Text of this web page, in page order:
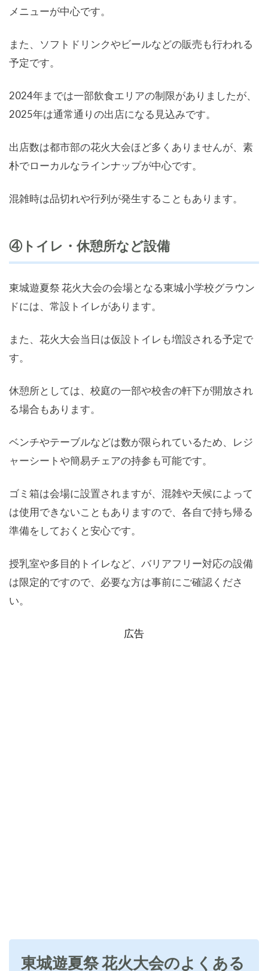
メニューが中心です。
また、ソフトドリンクやビールなどの販売も行われる
予定です。
2024年までは一部飲食エリアの制限がありましたが、
2025年は通常通りの出店になる見込みです。
出店数は都市部の花火大会ほど多くありませんが、素
朴でローカルなラインナップが中心です。
混雑時は品切れや行列が発生することもあります。
④トイレ・休憩所など設備
東城遊夏祭 花火大会の会場となる東城小学校グラウン
ドには、常設トイレがあります。
また、花火大会当日は仮設トイレも増設される予定で
す。
休憩所としては、校庭の一部や校舎の軒下が開放され
る場合もあります。
ベンチやテーブルなどは数が限られているため、レジ
ャーシートや簡易チェアの持参も可能です。
ゴミ箱は会場に設置されますが、混雑や天候によって
は使用できないこともありますので、各自で持ち帰る
準備をしておくと安心です。
授乳室や多目的トイレなど、バリアフリー対応の設備
は限定的ですので、必要な方は事前にご確認くださ
い。
広告
東城遊夏祭 花火大会のよくある